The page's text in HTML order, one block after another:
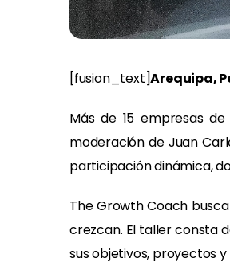
[fusion_text]Arequipa,
Más de 15 empresas
moderación de Juan
participación dinámica,
The Growth Coach
crezcan. El taller consta
sus objetivos, proyectos